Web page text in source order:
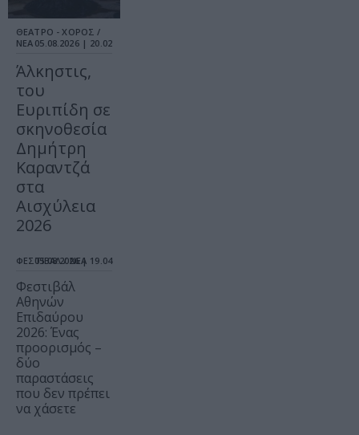
ΘΕΑΤΡΟ - ΧΟΡΟΣ /
ΝΕΑ 05.08.2026 | 20.02
Άλκηστις,
του
Ευριπίδη σε
σκηνοθεσία
Δημήτρη
Καραντζά
στα
Αισχύλεια
2026
ΦΕΣΤΙΒΑΛ / ΝΕΑ
05.08.2026 | 19.04
Φεστιβάλ
Αθηνών
Επιδαύρου
2026: Ένας
προορισμός –
δύο
παραστάσεις
που δεν πρέπει
να χάσετε